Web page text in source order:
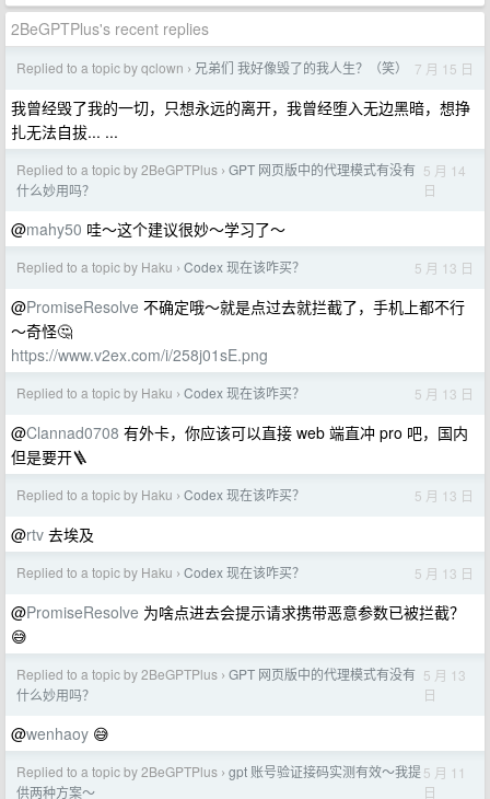
2BeGPTPlus's recent replies
Replied to a topic by qclown › 兄弟们 我好像毁了的我人生？（笑） 7 月 15 日
我曾经毁了我的一切，只想永远的离开，我曾经堕入无边黑暗，想挣
扎无法自拔... ...
Replied to a topic by 2BeGPTPlus › GPT 网页版中的代理模式有没有
什么妙用吗？
5 月 14
日
@mahy50 哇～这个建议很妙～学习了～
Replied to a topic by Haku › Codex 现在该咋买？ 5 月 13 日
@PromiseResolve 不确定哦～就是点过去就拦截了，手机上都不行
～奇怪🤔
https://www.v2ex.com/i/258j01sE.png
Replied to a topic by Haku › Codex 现在该咋买？ 5 月 13 日
@Clannad0708 有外卡，你应该可以直接 web 端直冲 pro 吧，国内
但是要开🪜
Replied to a topic by Haku › Codex 现在该咋买？ 5 月 13 日
@rtv 去埃及
Replied to a topic by Haku › Codex 现在该咋买？ 5 月 13 日
@PromiseResolve 为啥点进去会提示请求携带恶意参数已被拦截？
😅
Replied to a topic by 2BeGPTPlus › GPT 网页版中的代理模式有没有
什么妙用吗？
5 月 13
日
@wenhaoy 😅
Replied to a topic by 2BeGPTPlus › gpt 账号验证接码实测有效～我提
供两种方案～
5 月 11
日